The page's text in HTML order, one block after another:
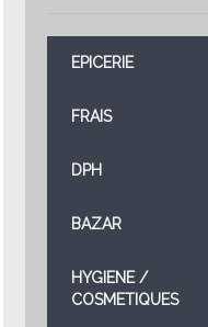
EPICERIE
FRAIS
DPH
BAZAR
HYGIENE /
COSMETIQUES